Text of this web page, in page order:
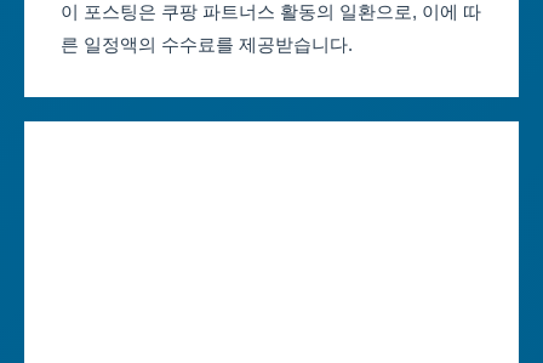
대구축제 일정
인천축제 일정
이 포스팅은 쿠팡 파트너스 활동의 일환으로, 이에 따
른 일정액의 수수료를 제공받습니다.